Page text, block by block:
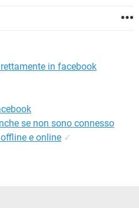
in facebook
se non sono connesso
e online ✓